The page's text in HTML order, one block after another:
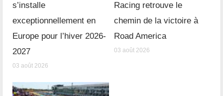
s’installe
exceptionnellement en
Europe pour l’hiver 2026-
2027
03 août 2026
Racing retrouve le
chemin de la victoire à
Road America
03 août 2026